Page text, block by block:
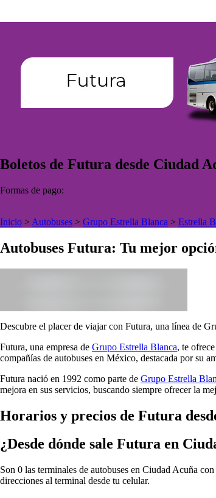
Boletos de Futura desde Ciudad
Formas de pago:
Inicio > Autobuses > Grupo Estrella Blanca > Estrella
Autobuses Futura: Tu mejor
Descubre el placer de viajar con Futura, una línea de
Futura, una empresa de Grupo Estrella Blanca, te
compañías de autobuses en México, destacada por su
Futura nació en 1992 como parte de Grupo Estrella
mejora en sus servicios, buscando siempre ofrecer la
Horarios y precios de Futura
¿Desde dónde sale Futura en
Son 0 las terminales de autobuses en Ciudad Acuña
direcciones al terminal desde tu celular.